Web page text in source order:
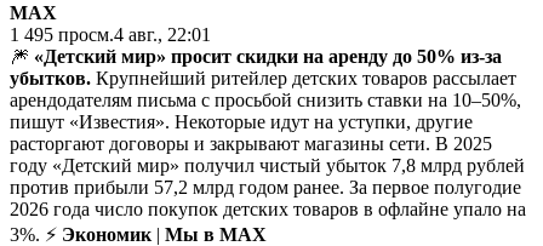
MAX
1 495 просм.4 авг., 22:01
🎆 «Детский мир» просит скидки на аренду до 50% из-за
убытков. Крупнейший ритейлер детских товаров рассылает
арендодателям письма с просьбой снизить ставки на 10–50%,
пишут «Известия». Некоторые идут на уступки, другие
расторгают договоры и закрывают магазины сети. В 2025
году «Детский мир» получил чистый убыток 7,8 млрд рублей
против прибыли 57,2 млрд годом ранее. За первое полугодие
2026 года число покупок детских товаров в офлайне упало на
3%. ⚡ Экономик | Мы в MAX